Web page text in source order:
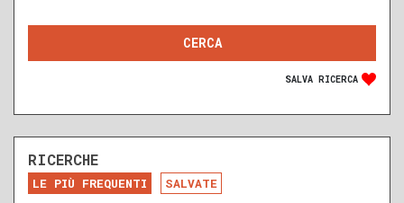
SOLO ANNUNCI IN ASTA
DA RISTRUTTURARE
NUOVA COSTRUZIONE
RECENTE
RISTRUTTURATO
SALVA RICERCA
RICERCHE
LE PIÙ FREQUENTI SALVATE